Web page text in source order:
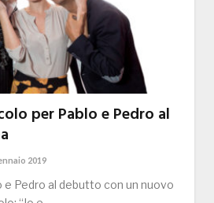
per Pablo e Pedro al
2019
e Pedro al debutto con un nuovo